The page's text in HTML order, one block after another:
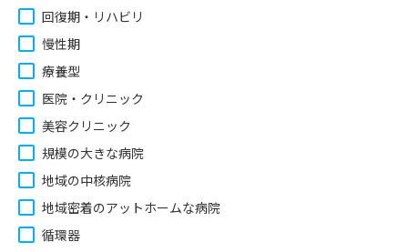
回復期・リハビリ
慢性期
療養型
医院・クリニック
美容クリニック
規模の大きな病院
地域の中核病院
地域密着のアットホームな病院
循環器